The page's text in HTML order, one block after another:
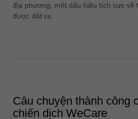
địa phương, một dấu hiệu tích cực về
được đặt ra.
Câu chuyện thành công
chiến dịch WeCare